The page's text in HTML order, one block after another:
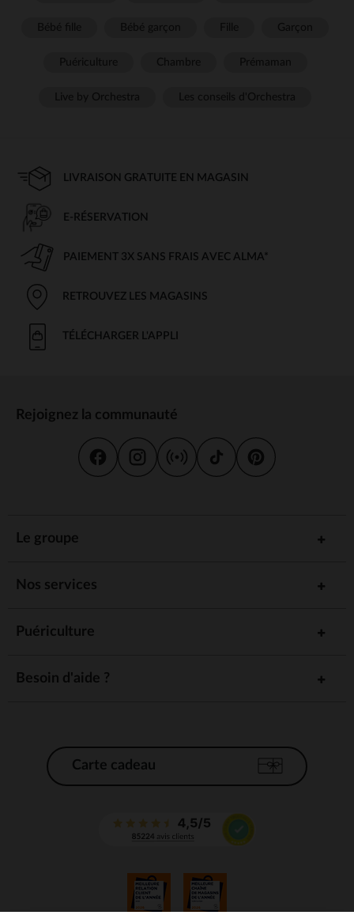
LIVRAISON GRATUITE EN MAGASIN
E-RÉSERVATION
PAIEMENT 3X SANS FRAIS AVEC ALMA*
RETROUVEZ LES MAGASINS
TÉLÉCHARGER L'APPLI
Rejoignez la communauté
Le groupe
Nos services
Puériculture
Besoin d'aide ?
Carte cadeau